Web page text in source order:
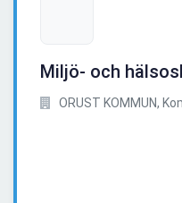
Miljö- och
ORUST KOMMUN,